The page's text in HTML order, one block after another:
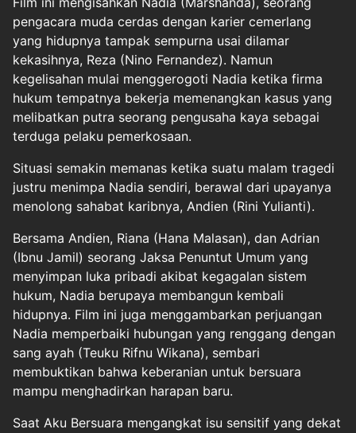
pengacara muda cerdas dengan karier cemerlang
yang hidupnya tampak sempurna usai dilamar
kekasihnya, Reza (Nino Fernandez). Namun
kegelisahan mulai menggerogoti Nadia ketika firma
hukum tempatnya bekerja memenangkan kasus yang
melibatkan putra seorang pengusaha kaya sebagai
terduga pelaku pemerkosaan.
Situasi semakin memanas ketika suatu malam tragedi
justru menimpa Nadia sendiri, berawal dari upayanya
menolong sahabat karibnya, Andien (Rini Yulianti).
Bersama Andien, Riana (Hana Malasan), dan Adrian
(Ibnu Jamil) seorang Jaksa Penuntut Umum yang
menyimpan luka pribadi akibat kegagalan sistem
hukum, Nadia berupaya membangun kembali
hidupnya. Film ini juga menggambarkan perjuangan
Nadia memperbaiki hubungan yang renggang dengan
sang ayah (Teuku Rifnu Wikana), sembari
membuktikan bahwa keberanian untuk bersuara
mampu menghadirkan harapan baru.
Saat Aku Bersuara mengangkat isu sensitif yang dekat